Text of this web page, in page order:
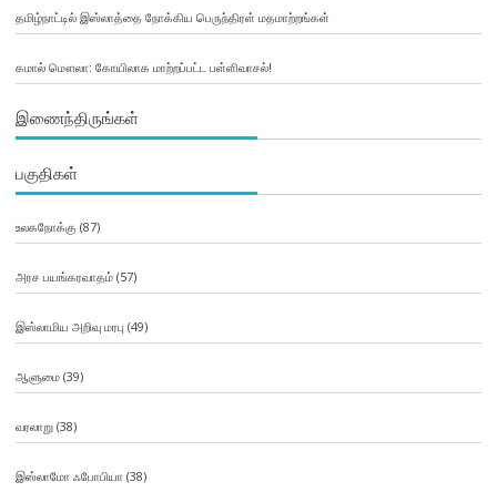
தமிழ்நாட்டில் இஸ்லாத்தை நோக்கிய பெருந்திரள் மதமாற்றங்கள்
கமால் மௌலா: கோயிலாக மாற்றப்பட்ட பள்ளிவாசல்!
இணைந்திருங்கள்
பகுதிகள்
உலகநோக்கு (87)
அரச பயங்கரவாதம்(57)
இஸ்லாமிய அறிவு மரபு (49)
ஆளுமை(39)
வரலாறு(38)
இஸ்லாமோ ஃபோபியா (38)